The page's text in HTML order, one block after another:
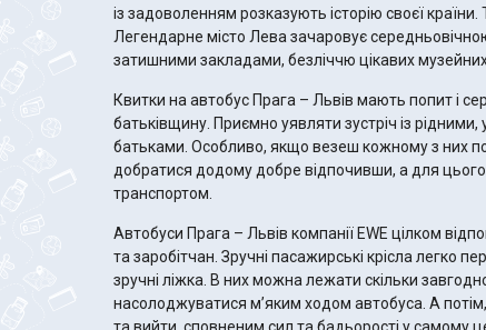
із задоволенням розказують історію своєї
Легендарне місто Лева зачаровує
затишними закладами, безліччю цікавих музейних
Квитки на автобус Прага – Львів мають попит і
батьківщину. Приємно уявляти зустріч із
батьками. Особливо, якщо везеш кожному з них
добратися додому добре відпочивши, а для
транспортом.
Автобуси Прага – Львів компанії EWE цілком
та заробітчан. Зручні пасажирські крісла легко
зручні ліжка. В них можна лежати скільки
насолоджуватися м’яким ходом автобуса. А
та вийти, сповненим сил та бадьорості у самому